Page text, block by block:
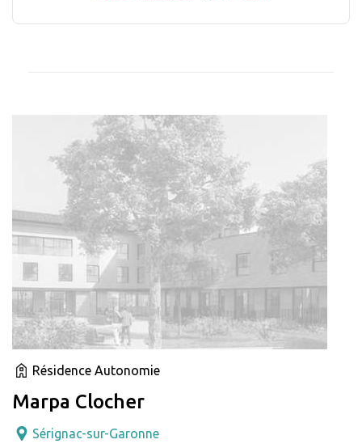
Résidence Autonomie
Marpa Clocher
Sérignac-sur-Garonne